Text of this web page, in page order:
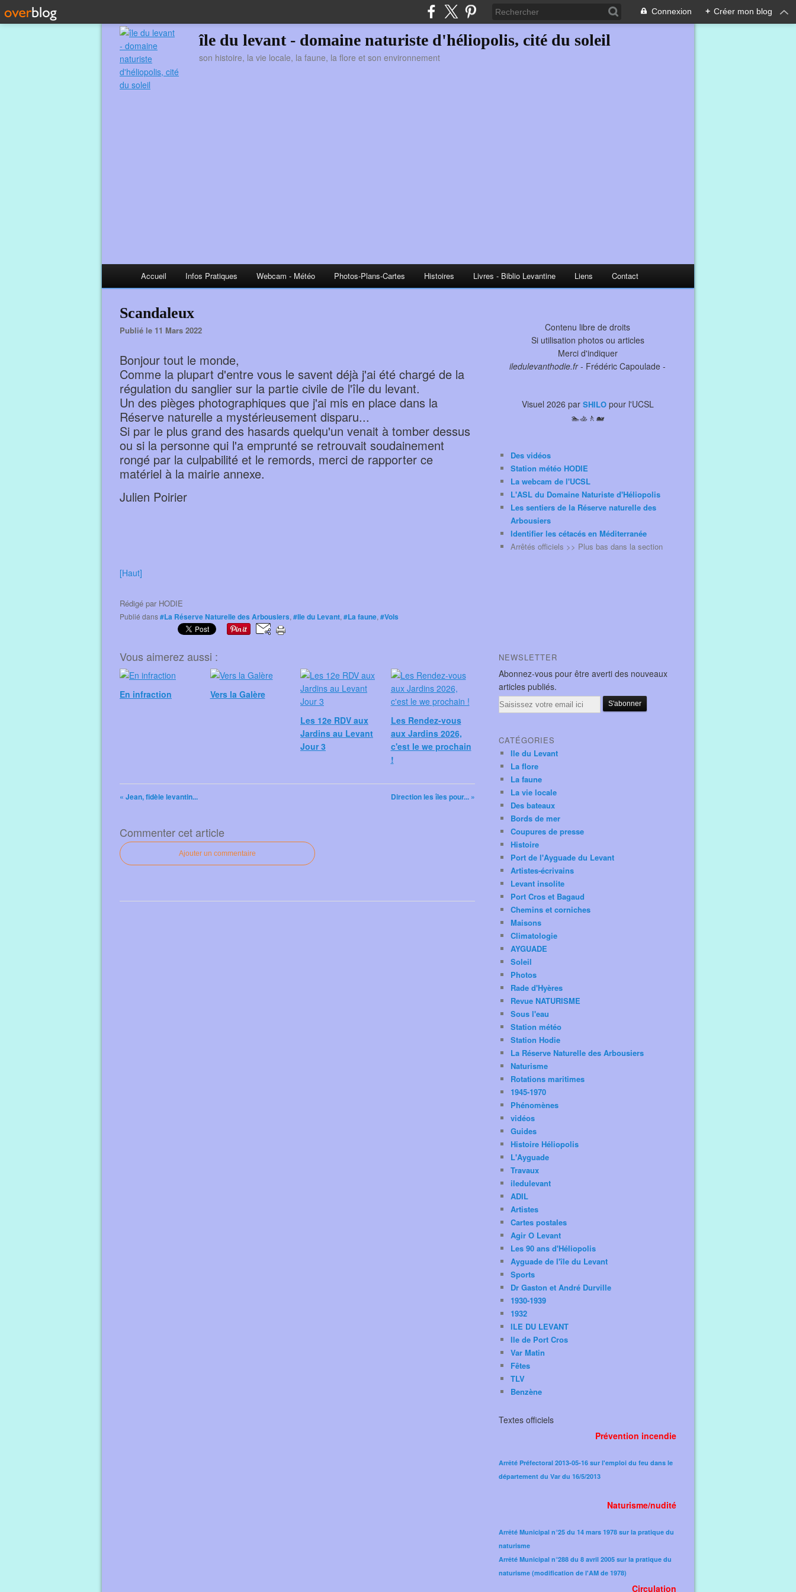
Connexion + Créer mon blog
île du levant - domaine naturiste d'héliopolis, cité du soleil
son histoire, la vie locale, la faune, la flore et son environnement
Accueil Infos Pratiques Webcam - Météo Photos-Plans-Cartes Histoires Livres - Biblio Levantine Liens Contact
Scandaleux
Publié le 11 Mars 2022
Bonjour tout le monde,
Comme la plupart d'entre vous le savent déjà j'ai été chargé de la
régulation du sanglier sur la partie civile de l'île du levant.
Un des pièges photographiques que j'ai mis en place dans la
Réserve naturelle a mystérieusement disparu...
Si par le plus grand des hasards quelqu'un venait à tomber dessus
ou si la personne qui l'a emprunté se retrouvait soudainement
rongé par la culpabilité et le remords, merci de rapporter ce
matériel à la mairie annexe.
Julien Poirier
[Haut]
Rédigé par HODIE
Publié dans#La Réserve Naturelle des Arbousiers, #Ile du Levant, #La faune, #Vols
Vous aimerez aussi :
En infraction Vers la Galère
Les 12e RDV aux
Jardins au Levant
Jour 3
Les Rendez-vous
aux Jardins 2026,
c'est le we prochain
!
« Jean, fidèle levantin... Direction les îles pour... »
Commenter cet article
Ajouter un commentaire
Contenu libre de droits
Si utilisation photos ou articles
Merci d'indiquer
iledulevanthodie.fr- Frédéric Capoulade -
Visuel 2026 par SHILOpour l'UCSL
🏊🚣🚶🐋
Des vidéos
Station météo HODIE
La webcam de l'UCSL
L'ASL du Domaine Naturiste d'Héliopolis
Les sentiers de la Réserve naturelle des
Arbousiers
Identifier les cétacés en Méditerranée
Arrêtés officiels >> Plus bas dans la section
NEWSLETTER
Abonnez-vous pour être averti des nouveaux
articles publiés.
Email
CATÉGORIES
Ile du Levant
La flore
La faune
La vie locale
Des bateaux
Bords de mer
Coupures de presse
Histoire
Port de l'Ayguade du Levant
Artistes-écrivains
Levant insolite
Port Cros et Bagaud
Chemins et corniches
Maisons
Climatologie
AYGUADE
Soleil
Photos
Rade d'Hyères
Revue NATURISME
Sous l'eau
Station météo
Station Hodie
La Réserve Naturelle des Arbousiers
Naturisme
Rotations maritimes
1945-1970
Phénomènes
vidéos
Guides
Histoire Héliopolis
L'Ayguade
Travaux
iledulevant
ADIL
Artistes
Cartes postales
Agir O Levant
Les 90 ans d'Héliopolis
Ayguade de l'île du Levant
Sports
Dr Gaston et André Durville
1930-1939
1932
ILE DU LEVANT
Ile de Port Cros
Var Matin
Fêtes
TLV
Benzène
Textes officiels
Prévention incendie
Arrêté Préfectoral 2013-05-16 sur l'emploi du feu dans le
département du Var du 16/5/2013
Naturisme/nudité
Arrêté Municipal n°25 du 14 mars 1978 sur la pratique du
naturisme
Arrêté Municipal n°288 du 8 avril 2005 sur la pratique du
naturisme (modification de l'AM de 1978)​
Circulation